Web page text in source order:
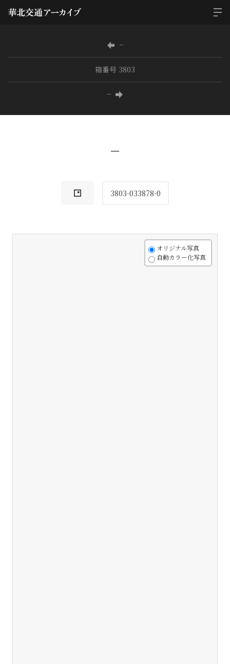
−
箱番号 3803
−
−
3803-033878-0
オリジナル写真
自動カラー化写真